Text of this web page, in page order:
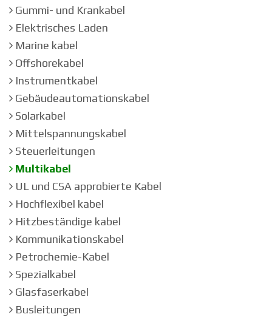
Gummi- und Krankabel
Elektrisches Laden
Marine kabel
Offshorekabel
Instrumentkabel
Gebäudeautomationskabel
Solarkabel
Mittelspannungskabel
Steuerleitungen
Multikabel
UL und CSA approbierte Kabel
Hochflexibel kabel
Hitzbeständige kabel
Kommunikationskabel
Petrochemie-Kabel
Spezialkabel
Glasfaserkabel
Busleitungen